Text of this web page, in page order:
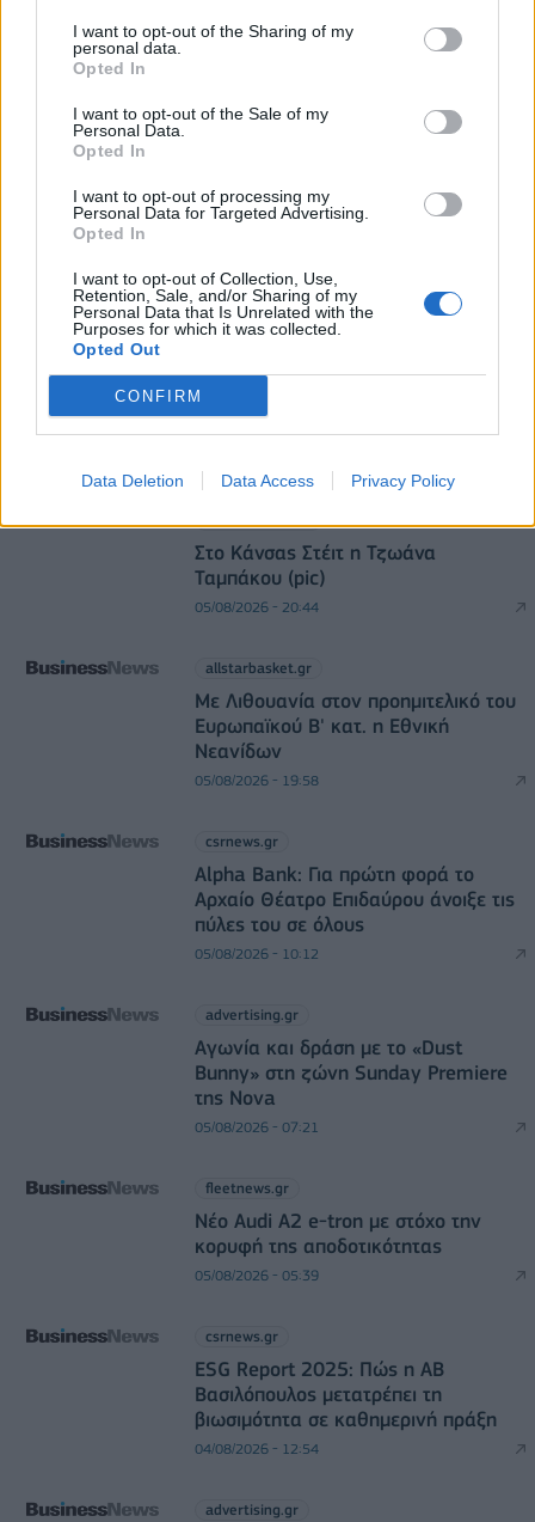
I want to opt-out of the Sharing of my
personal data.
Opted In
I want to opt-out of the Sale of my
Personal Data.
Opted In
I want to opt-out of processing my
Personal Data for Targeted Advertising.
Opted In
I want to opt-out of Collection, Use,
Retention, Sale, and/or Sharing of my
Personal Data that Is Unrelated with the
Purposes for which it was collected.
Opted Out
CONFIRM
Data Deletion Data Access Privacy Policy
εκατ. ευρώ το τίμημα για το 60% του Jackaroo
05/08/2026 - 12:50
Alpha Bank: Για πρώτη φορά το Αρχαίο Θέατρο
Επιδαύρου άνοιξε τις πύλες του σε όλους
05/08/2026 - 12:41
Παπουτσάνης: Καθαρά κέρδη 3,4 εκατ. ευρώ στο
α΄ εξάμηνο – Στα 40,7 εκατ. ευρώ ο τζίρος
05/08/2026 - 08:01 ΕΠΙΧΕΙΡΗΣΕΙΣ
DIRECTION BUSINESS NETWORK
Στο Κάνσας Στέιτ η Τζωάνα
Ταμπάκου (pic)
05/08/2026 - 20:44
allstarbasket.gr
Με Λιθουανία στον προημιτελικό του
Ευρωπαϊκού Β' κατ. η Εθνική
Νεανίδων
05/08/2026 - 19:58
csrnews.gr
Alpha Bank: Για πρώτη φορά το
Αρχαίο Θέατρο Επιδαύρου άνοιξε τις
πύλες του σε όλους
05/08/2026 - 10:12
advertising.gr
Αγωνία και δράση με το «Dust
Bunny» στη ζώνη Sunday Premiere
της Nova
05/08/2026 - 07:21
fleetnews.gr
Νέο Audi A2 e-tron με στόχο την
κορυφή της αποδοτικότητας
05/08/2026 - 05:39
csrnews.gr
ESG Report 2025: Πώς η ΑΒ
Βασιλόπουλος μετατρέπει τη
βιωσιμότητα σε καθημερινή πράξη
04/08/2026 - 12:54
advertising.gr